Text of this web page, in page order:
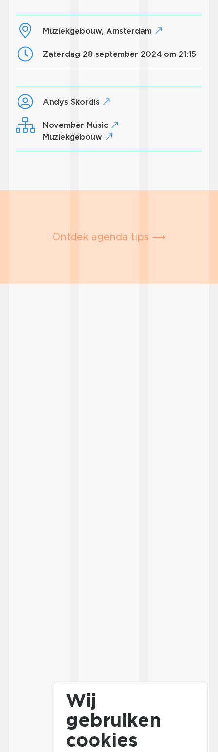
Muziekgebouw, Amsterdam
zaterdag 28 september 2024 om 21:15
Andys Skordis
November Music
Muziekgebouw
Ontdek agenda tips ⟶
Wij
gebruiken
cookies